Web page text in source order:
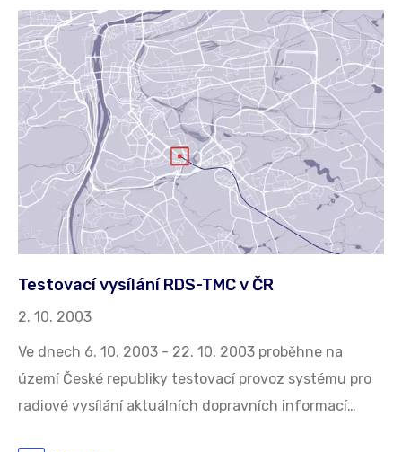
Testovací vysílání RDS-TMC v ČR
2. 10. 2003
Ve dnech 6. 10. 2003 - 22. 10. 2003 proběhne na
území České republiky testovací provoz systému pro
radiové vysílání aktuálních dopravních informací…